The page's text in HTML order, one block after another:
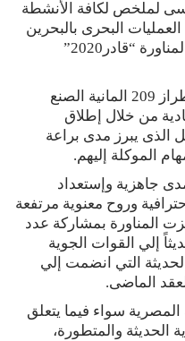
السيسى لملخص لكافة الأنشطة
البحرى بالبحرين
الأحمر والمتوسط ضمن فعاليات المناورة “قادر2020”
تضمنت الفعاليات تنفيذ الغواصة طراز 209 المانية الصنع
من خلال إطلاق
الذى يبرز مدى براعة
الموكلة إليهم.
المناورة ” قادر 2020 ” مدى جاهزية وإستعداد
وروح معنوية مرتفعة
المناورة بمشاركة عدد
إلي القوات الجوية
التي انضمت إلي
الماضى.
المصرية سواء فيما يتعلق
الحديثة والمتطورة،